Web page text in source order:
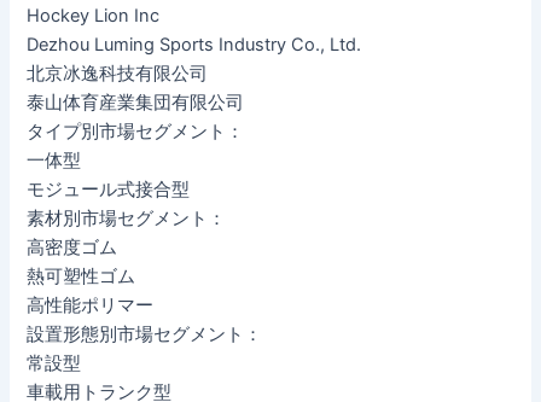
Hockey Lion Inc
Dezhou Luming Sports Industry Co., Ltd.
北京冰逸科技有限公司
泰山体育産業集団有限公司
タイプ別市場セグメント：
一体型
モジュール式接合型
素材別市場セグメント：
高密度ゴム
熱可塑性ゴム
高性能ポリマー
設置形態別市場セグメント：
常設型
車載用トランク型